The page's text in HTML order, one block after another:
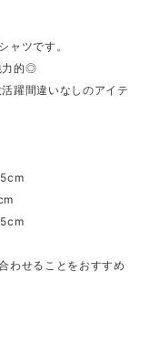
ャツです。
力的◎
躍間違いなしのアイテ
わせることをおすすめ